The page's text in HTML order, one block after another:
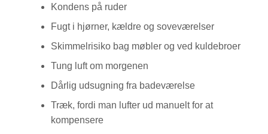
Kondens på ruder
Fugt i hjørner, kældre og soveværelser
Skimmelrisiko bag møbler og ved kuldebroer
Tung luft om morgenen
Dårlig udsugning fra badeværelse
Træk, fordi man lufter ud manuelt for at
kompensere